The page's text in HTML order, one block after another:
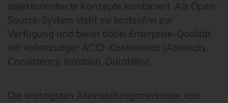
objektorientierte Konzepte kombiniert. Als Open-
Source-System steht sie kostenfrei zur
Verfügung und bietet dabei Enterprise-Qualität
mit vollständiger ACID-Konformität (Atomicity,
Consistency, Isolation, Durability).
Die wichtigsten Alleinstellungsmerkmale von